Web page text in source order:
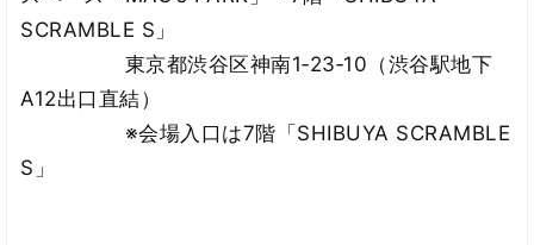
SCRAMBLE S」
東京都渋谷区神南1‐23‐10（渋谷駅地下
A12出口直結）
※会場入口は7階「SHIBUYA SCRAMBLE
S」